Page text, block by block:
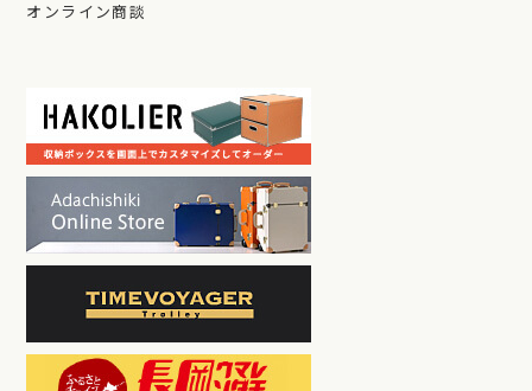
オンライン商談